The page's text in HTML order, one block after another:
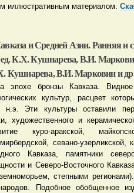
иллюстративным материалом.
и Средней Азии. Ранняя и
К.Х. Кушнарева, В.И.
Кушнарева, В.И. Марковин и др.
эпохе бронзы Кавказа.
культур, расцвет
н.э. Эти культуры оставили
художественного и
куро-аракской,
севано-узерликской,
Кавказа, памятники
и Северо-Восточного
степными
народов. Подобное обобщенное